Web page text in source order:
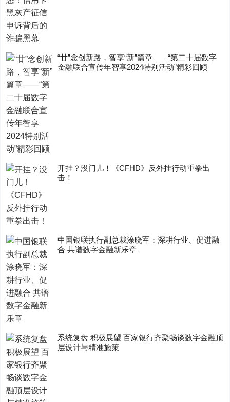
“廿”念创新路，智享“新”篇章——“第二十届数字
金融联合宣传年智享2024特别活动”精彩回顾
开挂？没门儿！《CFHD》反外挂行动重拳出
击！
中国银联执行副总裁涂晓军：深耕行业、促进融
合 共谱数字金融新乐章
系统复盘 积极展望 百家银行齐聚畅谈数字金融顶
层设计与精准施策